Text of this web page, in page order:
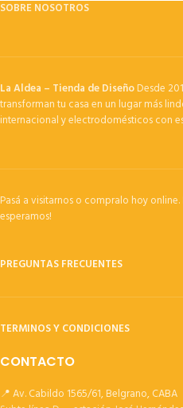
SOBRE NOSOTROS
La Aldea – Tienda de DiseñoDesde
transforman tu casa en un lugar más
internacional y electrodomésticos con
Pasá a visitarnos o compralo hoy online.
esperamos!
PREGUNTAS FRECUENTES
TERMINOS Y CONDICIONES
CONTACTO
📍 Av. Cabildo 1565/61, Belgrano, CABA